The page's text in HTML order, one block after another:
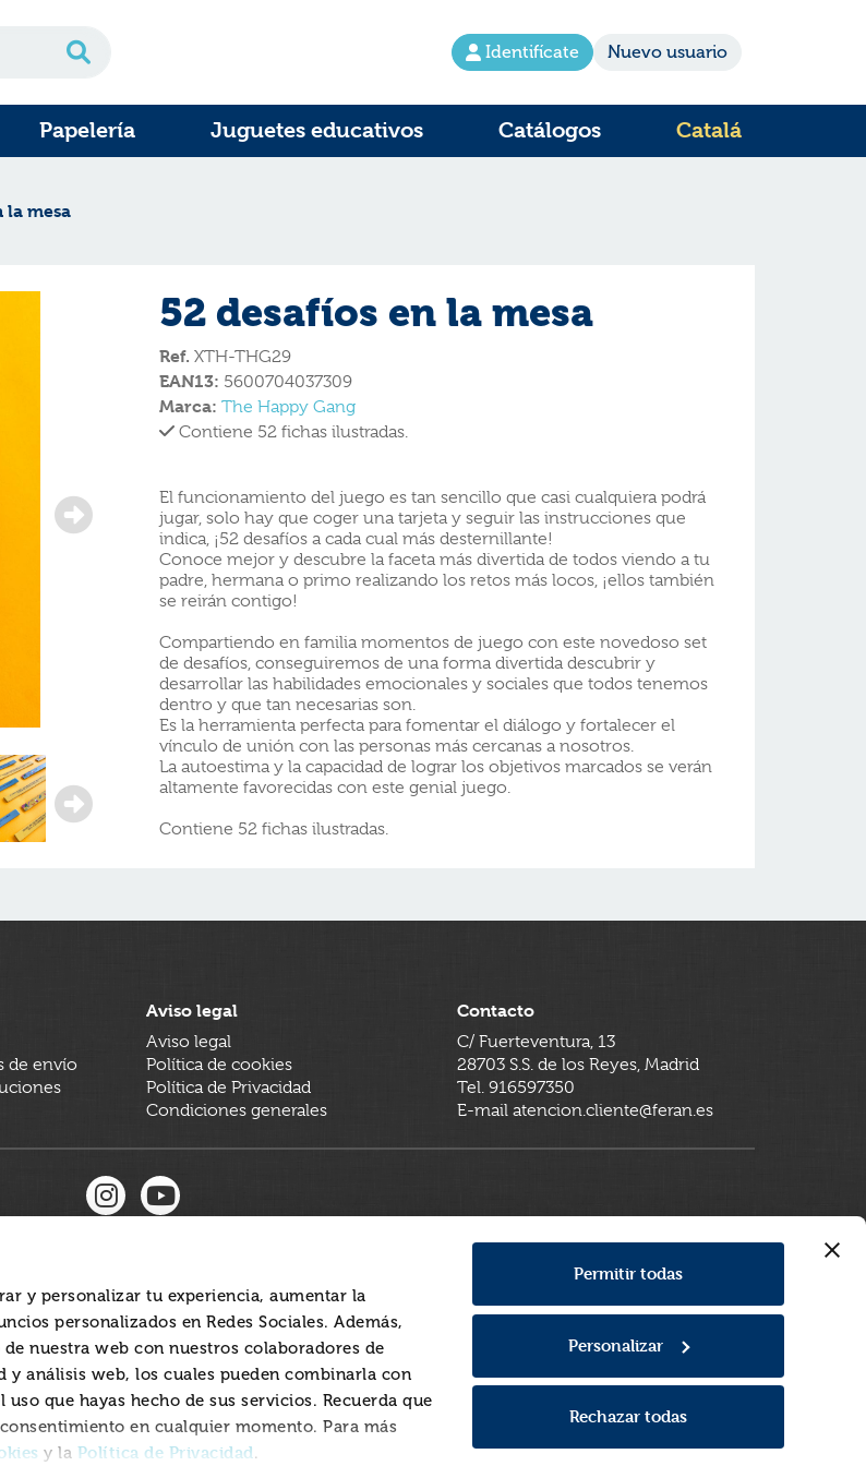
y personalizar tu experiencia, aumentar la
personalizados en Redes Sociales. Además,
nuestra web con nuestros colaboradores de
y análisis web, los cuales pueden combinarla con
que hayas hecho de sus servicios. Recuerda que
en cualquier momento. Para más
y la Política de Privacidad.
Permitir todas
Personalizar
Rechazar todas
Identifícate Nuevo usuario
Papelería Juguetes educativos Catálogos Catalá
la mesa
52 desafíos en la mesa
Ref. XTH-THG29
EAN13: 5600704037309
Marca: The Happy Gang
Contiene 52 fichas ilustradas.
El funcionamiento del juego es tan sencillo que casi cualquiera podrá
jugar, solo hay que coger una tarjeta y seguir las instrucciones que
indica, ¡52 desafíos a cada cual más desternillante!
Conoce mejor y descubre la faceta más divertida de todos viendo a tu
padre, hermana o primo realizando los retos más locos, ¡ellos también
se reirán contigo!
Compartiendo en familia momentos de juego con este novedoso set
de desafíos, conseguiremos de una forma divertida descubrir y
desarrollar las habilidades emocionales y sociales que todos tenemos
dentro y que tan necesarias son.
Es la herramienta perfecta para fomentar el diálogo y fortalecer el
vínculo de unión con las personas más cercanas a nosotros.
La autoestima y la capacidad de lograr los objetivos marcados se verán
altamente favorecidas con este genial juego.
Contiene 52 fichas ilustradas.
de envío
Aviso legal
Aviso legal
Política de cookies
Política de Privacidad
Condiciones generales
Contacto
C/ Fuerteventura, 13
28703 S.S. de los Reyes, Madrid
Tel. 916597350
E-mail atencion.cliente@feran.es